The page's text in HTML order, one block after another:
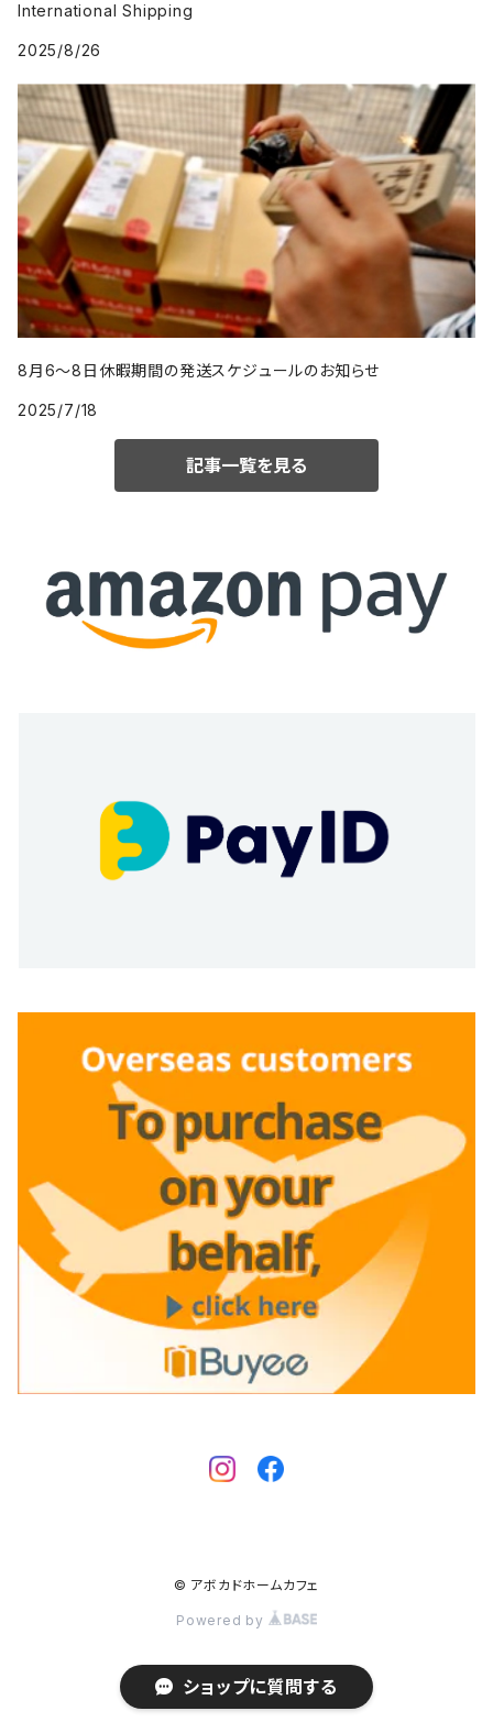
International Shipping
2025/8/26
8月6〜8日休暇期間の発送スケジュールのお知らせ
2025/7/18
記事一覧を見る
© アボカドホームカフェ
Powered by
ショップに質問する